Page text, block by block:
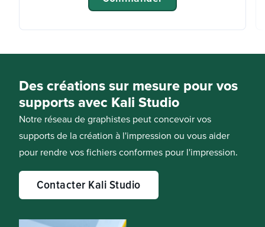
Des créations sur mesure pour vos
supports avec Kali Studio
Notre réseau de graphistes peut concevoir vos
supports de la création à l'impression ou vous aider
pour rendre vos fichiers conformes pour l'impression.
Contacter Kali Studio